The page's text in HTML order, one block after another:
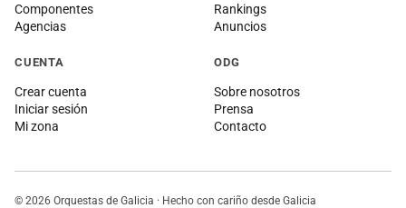
Componentes
Agencias
Rankings
Anuncios
CUENTA
Crear cuenta
Iniciar sesión
Mi zona
ODG
Sobre nosotros
Prensa
Contacto
© 2026 Orquestas de Galicia · Hecho con cariño desde Galicia